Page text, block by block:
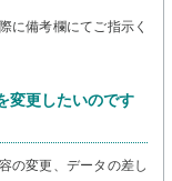
に備考欄にてご指示く
変更したいのです
の変更、データの差し